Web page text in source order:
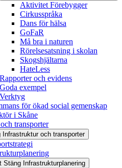
Aktivitet Förebygger
Cirkusspråka
Dans för hälsa
GoFaR
Må bra i naturen
Rörelsesatsning i skolan
Skogshjältarna
HateLess
Rapporter och evidens
Goda exempel
Verktyg
för ökad social gemenskap
i Skåne
transporter
Infrastruktur och transporter
Stäng Infrastrukturplanering